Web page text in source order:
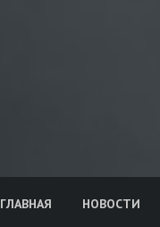
ГЛАВНАЯ НОВОСТИ